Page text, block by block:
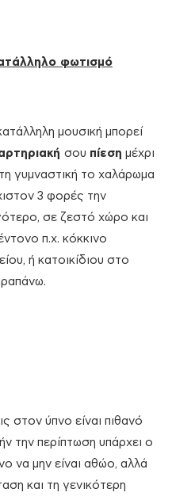
φωτισμό
μουσική μπορεί
σου πίεση μέχρι
γυμναστική το χαλάρωμα
3 φορές την
σε ζεστό χώρο και
π.χ. κόκκινο
ή κατοικίδιου στο
στον ύπνο είναι πιθανό
την περίπτωση υπάρχει ο
να μην είναι αθώο, αλλά
και τη γενικότερη